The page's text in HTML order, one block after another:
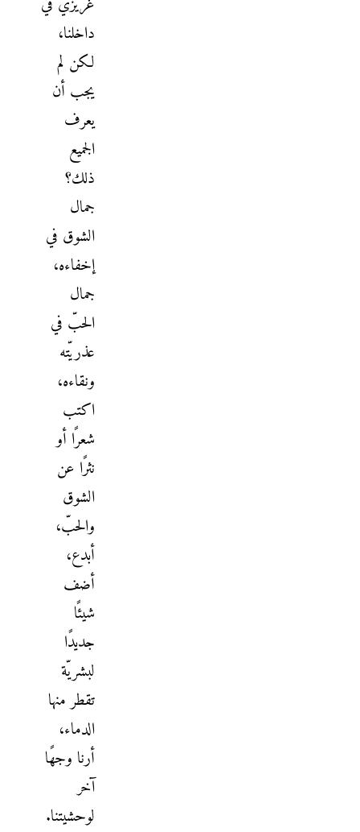
داخلنا،
لكن لم
يجب أن
يعرف
الجميع
ذلك؟
جمال
الشوق في
إخفاءه،
جمال
الحبّ في
عذريّته
ونقاءه،
اكتب
شعرًا أو
نثرًا عن
الشوق
والحبّ،
أبدع،
أضف
شيئًا
جديدًا
لبشريّة
تقطر منها
الدماء،
أرنا وجهًا
آخر
لوحشيتنا.